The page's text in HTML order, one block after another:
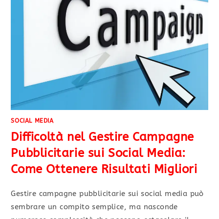
SOCIAL MEDIA
Difficoltà nel Gestire Campagne
Pubblicitarie sui Social Media:
Come Ottenere Risultati Migliori
Gestire campagne pubblicitarie sui social media può
sembrare un compito semplice, ma nasconde